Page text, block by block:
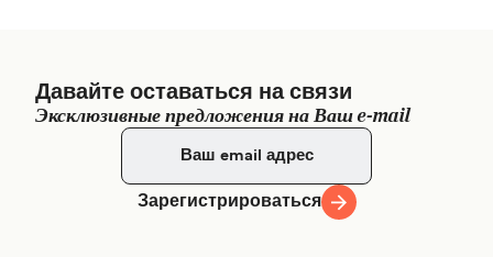
Давайте оставаться на связи
Эксклюзивные предложения на Ваш e-mail
Зарегистрироваться